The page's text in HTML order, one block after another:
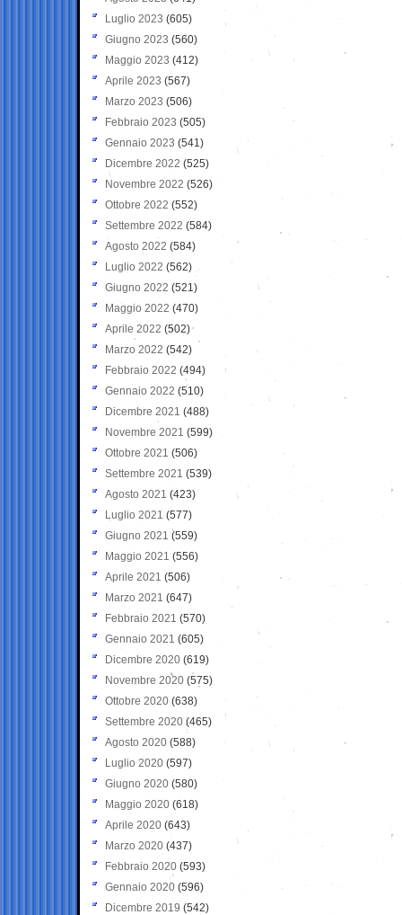
Luglio 2023 (605)
Giugno 2023 (560)
Maggio 2023 (412)
Aprile 2023 (567)
Marzo 2023 (506)
Febbraio 2023 (505)
Gennaio 2023 (541)
Dicembre 2022 (525)
Novembre 2022 (526)
Ottobre 2022 (552)
Settembre 2022 (584)
Agosto 2022 (584)
Luglio 2022 (562)
Giugno 2022 (521)
Maggio 2022 (470)
Aprile 2022 (502)
Marzo 2022 (542)
Febbraio 2022 (494)
Gennaio 2022 (510)
Dicembre 2021 (488)
Novembre 2021 (599)
Ottobre 2021 (506)
Settembre 2021 (539)
Agosto 2021 (423)
Luglio 2021 (577)
Giugno 2021(559)
Maggio 2021 (556)
Aprile 2021 (506)
Marzo 2021 (647)
Febbraio 2021 (570)
Gennaio 2021 (605)
Dicembre 2020 (619)
Novembre 2020 (575)
Ottobre 2020 (638)
Settembre 2020(465)
Agosto 2020 (588)
Luglio 2020 (597)
Giugno 2020 (580)
Maggio 2020 (618)
Aprile 2020 (643)
Marzo 2020 (437)
Febbraio 2020 (593)
Gennaio 2020 (596)
Dicembre 2019 (542)